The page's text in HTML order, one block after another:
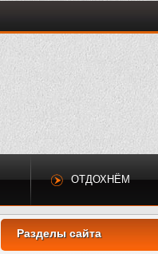
ОТДОХНЁМ